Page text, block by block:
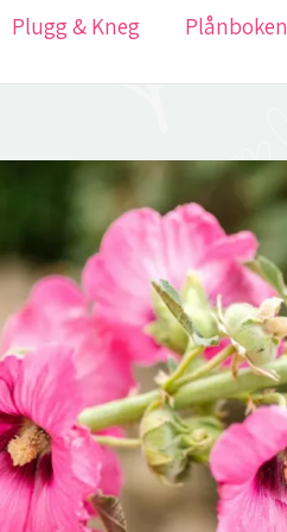
Plugg & Kneg Plånboken